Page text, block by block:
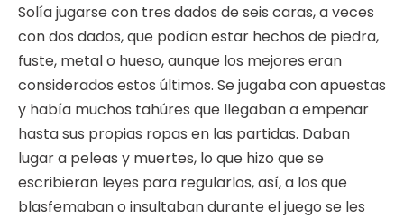
Solía jugarse con tres dados de seis caras, a veces
con dos dados, que podían estar hechos de piedra,
fuste, metal o hueso, aunque los mejores eran
considerados estos últimos. Se jugaba con apuestas
y había muchos tahúres que llegaban a empeñar
hasta sus propias ropas en las partidas. Daban
lugar a peleas y muertes, lo que hizo que se
escribieran leyes para regularlos, así, a los que
blasfemaban o insultaban durante el juego se les